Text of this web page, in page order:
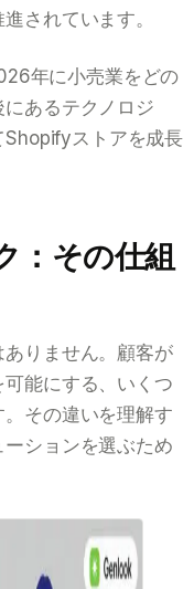
されています。
年に小売業をどの
あるテクノロジ
Shopifyストアを成長
：その仕組
りません。顧客が
能にする、いくつ
その違いを理解す
ションを選ぶため